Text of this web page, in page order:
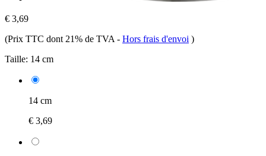
€ 3,69
(Prix TTC dont 21% de TVA - Hors frais d'envoi )
Taille: 14 cm
14 cm
€ 3,69